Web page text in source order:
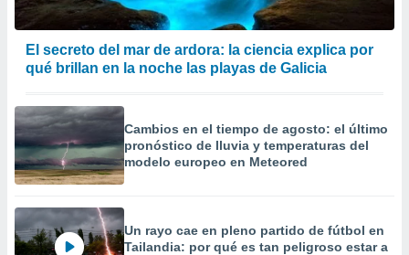
El secreto del mar de ardora: la ciencia explica por
qué brillan en la noche las playas de Galicia
Cambios en el tiempo de agosto: el último
pronóstico de lluvia y temperaturas del
modelo europeo en Meteored
Un rayo cae en pleno partido de fútbol en
Tailandia: por qué es tan peligroso estar a